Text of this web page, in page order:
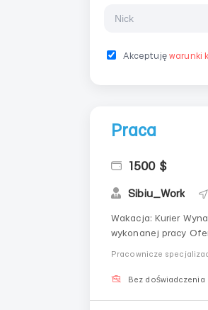
Akceptujęwarunki
Praca
1500 $
Sibiu_Work
Wakacja: Kurier Wynagrodzenie: od 500$ tygodniowo, ostateczne wynagrodzenie zależy od ilości
wykonanej pracy Oferujemy konkurencyjne wynagrodzenie od 2000$ miesięcznie, a także możliwości
Pracownicze
Bez doświadczenia